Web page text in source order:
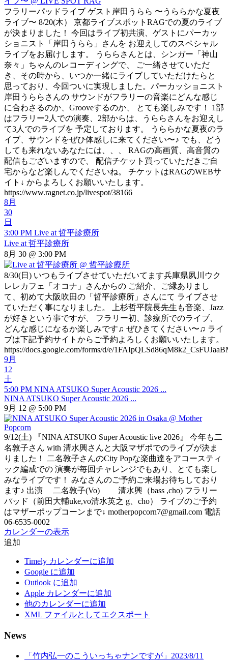
フラリーパッドライブ ゲスト岸田うらら 〜うららかな夏夜
ライブ〜 8/20(木） 京都ライブスポットRAGでの夏のライブ
が決まりました！ 今回はライブ初共演、ゲストにパーカッ
ショニスト「岸田うらら」さんを お迎えしてのスペシャル
ライブをお届けします。 うららさんとは、シンガー「神山
奈々」ちゃんのレコーディングで、 ご一緒させていただ
き、その時から、いつか一緒にライブしていただけたらと
思っており、今回ついに実現しました。パーカッショニスト
岸田うららさんの サウンドがフラリーの音楽にどんな感じ
に合わさるのか、Grooveするのか、 とても楽しみです！ 1部
はフラリー2人での演奏、2部からは、うららさんをお迎えし
て3人でのライブを 予定しております。 うららかな夏夜のラ
イブ、サウンドをぜひ体感しに来てください〜♪ でも、どう
しても来れないあなたには、、、 RAGの高画質、高音質の
配信もございますので、 配信チケット買っていただきご自
宅からなど楽しんでくださいね。 チケットはRAGのWEBサ
イト↓ からよろしくお願いいたします。
https://www.ragnet.co.jp/livespot/38166
8月
30
日
3:00 PM Live at 哲平診療所
Live at 哲平診療所
8月 30 @ 3:00 PM
8/30(日) いつもライブさせていただいてます兵庫県夙川ウク
レレカフェ「オコナ」さんからの ご紹介、ご縁ありまし
て、初めて大阪吹田の「哲平診療所」さんにて ライブさせ
ていただく事になりました。 上杉哲平院長先生も音楽、Jazz
が好きという事ですが、 フラリー初、診療所でのライブ、
どんな感じになるか楽しみです♫ ぜひきてください〜♫ ライ
ブは下記予約サイトからご予約よろしくお願いいたします。
https://docs.google.com/forms/d/e/
9月
12
土
5:00 PM NINA ATSUKO Super Acoustic 2026 ...
NINA ATSUKO Super Acoustic 2026 ...
9月 12 @ 5:00 PM
9/12(土) 『NINA ATSUKO Super Acoustic live 2026』 今年も二
名敦子さん with 清水興さんと大阪マザポでのライブが決ま
りました！ 二名敦子さんのCity Popな楽曲達をアコースティ
ック編成での 演奏が毎回チャレンジでもあり、とても楽し
みなライブです！ みなさんのご予約ご来場お待ちしており
ます♪ 出演 二名敦子(Vo) 清水興（bass ,cho) フラリー
パッド（前田大輔uke,vo清水英之 g、cho） ライブのご予約
はマザーポップコーンまで↓ motherpopcorn7@gmail.com 電話
06-6535-0002
カレンダーの表示
追加
Timely カレンダーに追加
Google に追加
Outlook に追加
Apple カレンダーに追加
他のカレンダーに追加
XML ファイルとしてエクスポート
News
「竹内弘一のこういっちゃナンですが」2023/8/11